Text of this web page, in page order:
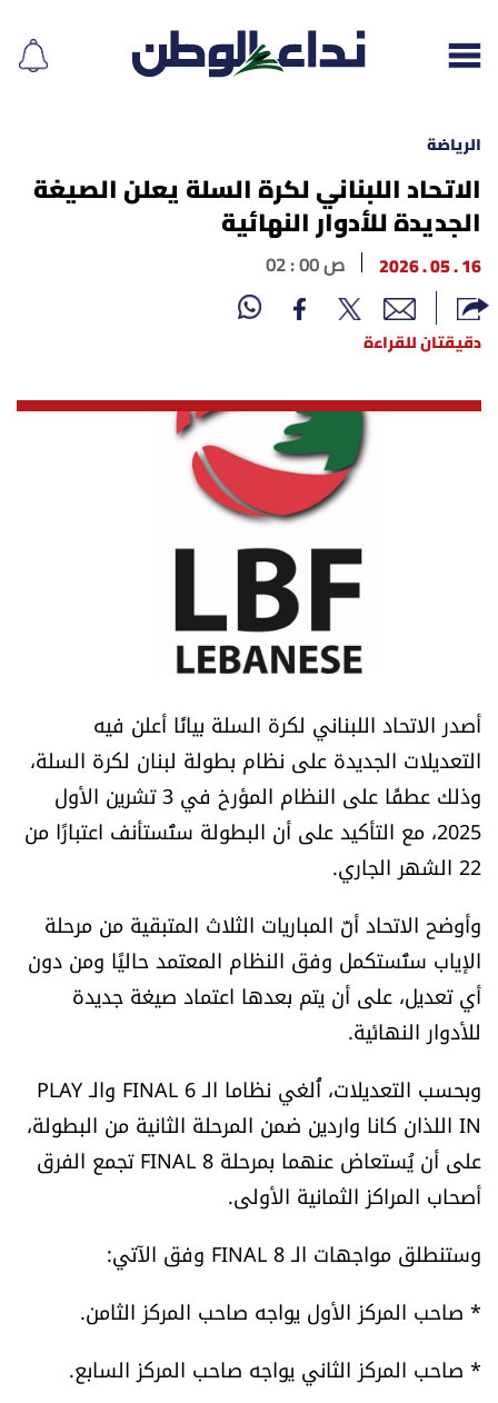
إقرأ الجريدة
لبنان
الغلاف
نداء اليوم
كتّابنا
تحت المجهر
اقتصاد
العالم
الصحافة الإسرائيلية
ثقافة وفنون
فصل من كتاب
اقرأ تضحك
كاميرا
سجالات
الرياضة
الاتحاد اللبناني لكرة السلة يعلن الصيغة
الجديدة للأدوار النهائية
16 . 05 . 2026 02 : 00 ص
دقيقتان للقراءة
أصدر الاتحاد اللبناني لكرة السلة بيانًا أعلن فيه
التعديلات الجديدة على نظام بطولة لبنان لكرة السلة،
وذلك عطفًا على النظام المؤرخ في 3 تشرين الأول
2025، مع التأكيد على أن البطولة ستُستأنف اعتبارًا من
22 الشهر الجاري.
وأوضح الاتحاد أنّ المباريات الثلاث المتبقية من مرحلة
الإياب ستُستكمل وفق النظام المعتمد حاليًا ومن دون
أي تعديل، على أن يتم بعدها اعتماد صيغة جديدة
للأدوار النهائية.
وبحسب التعديلات، أُلغي نظاما الـ FINAL 6 والـ PLAY
IN اللذان كانا واردين ضمن المرحلة الثانية من البطولة،
على أن يُستعاض عنهما بمرحلة FINAL 8 تجمع الفرق
أصحاب المراكز الثمانية الأولى.
وستنطلق مواجهات الـ FINAL 8 وفق الآتي:
* صاحب المركز الأول يواجه صاحب المركز الثامن.
* صاحب المركز الثاني يواجه صاحب المركز السابع.